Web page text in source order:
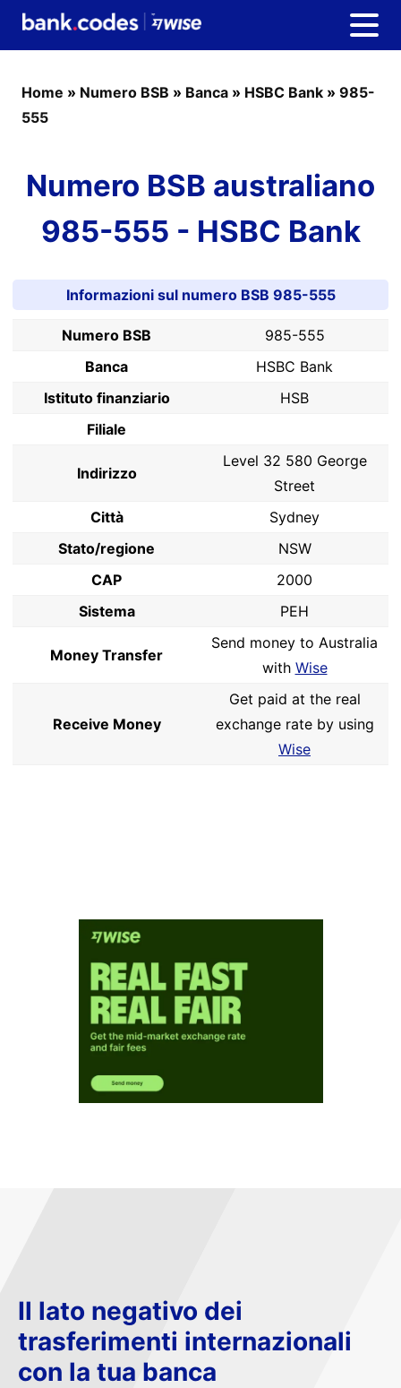
Home » Numero BSB » Banca » HSBC Bank » 985-
555
Numero BSB australiano
985-555 - HSBC Bank
Informazioni sul numero BSB 985-555
Numero BSB
985-555
Banca
HSBC Bank
Istituto finanziario
HSB
Filiale
Indirizzo
Level 32 580 George
Street
Città
Sydney
Stato/regione
NSW
CAP
2000
Sistema
PEH
Money Transfer
Send money to Australia
with Wise
Receive Money
Get paid at the real
exchange rate by using
Wise
Il lato negativo dei
trasferimenti internazionali
con la tua banca